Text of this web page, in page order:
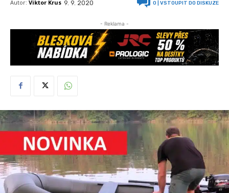
Autor: Viktor Krus 9. 9. 2020 0 | VSTOUPIT DO DISKUZE
- Reklama -